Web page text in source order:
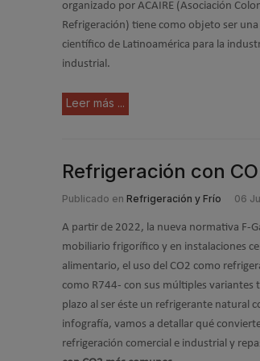
organizado por ACAIRE (Asociación
Refrigeración) tiene como objeto ser
científico de Latinoamérica para la
industrial.
Leer más ...
Refrigeración con
Publicado en Refrigeración y Frío 06
A partir de 2022, la nueva normativa F-
mobiliario frigorífico y en instalaciones
alimentario, el uso del CO2 como
como R744- con sus múltiples variantes
plazo al ser éste un refrigerante natural
infografía, vamos a detallar qué
refrigeración comercial e industrial y